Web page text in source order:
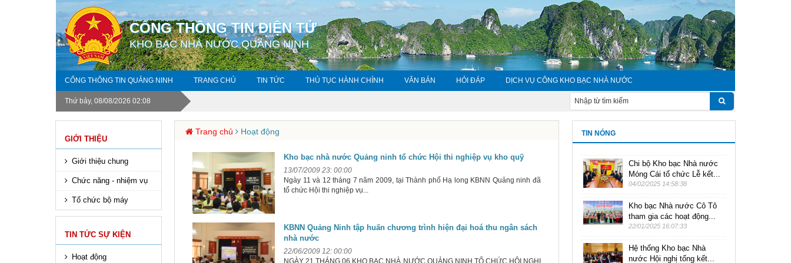
CỔNG THÔNG TIN ĐIỆN TỬ
KHO BẠC NHÀ NƯỚC QUẢNG NINH
CỔNG THÔNG TIN QUẢNG NINH TRANG CHỦ TIN TỨC THỦ TỤC HÀNH CHÍNH VĂN BẢN HỎI ĐÁP DỊCH VỤ CÔNG KHO BẠC NHÀ NƯỚC
Thứ bảy, 08/08/2026 02:08
GIỚI THIỆU
Giới thiệu chung
Chức năng - nhiệm vụ
Tổ chức bộ máy
TIN TỨC SỰ KIỆN
Hoạt động
Trang chủ Hoạt động
Kho bạc nhà nước Quảng ninh tổ chức Hội thi nghiệp vụ kho quỹ
13/07/2009 23: 00:00
Ngày 11 và 12 tháng 7 năm 2009, tại Thành phố Hạ long KBNN Quảng ninh đã
tổ chức Hội thi nghiệp vụ...
KBNN Quảng Ninh tập huấn chương trình hiện đại hoá thu ngân sách
nhà nước
22/06/2009 12: 00:00
NGÀY 21 THÁNG 06 KHO BẠC NHÀ NƯỚC QUẢNG NINH TỔ CHỨC HỘI NGHỊ
TIN NÓNG
Chi bộ Kho bạc Nhà nước
Móng Cái tổ chức Lễ kết...
04/02/2025 14:58:38
Kho bạc Nhà nước Cô Tô
tham gia các hoạt động...
22/01/2025 16:07:33
Hệ thống Kho bạc Nhà
nước Hội nghị tổng kết...